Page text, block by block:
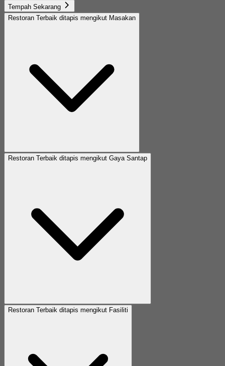
Tempah Sekarang
Restoran Terbaik ditapis mengikut Masakan
Restoran Terbaik ditapis mengikut Gaya Santap
Restoran Terbaik ditapis mengikut Fasiliti